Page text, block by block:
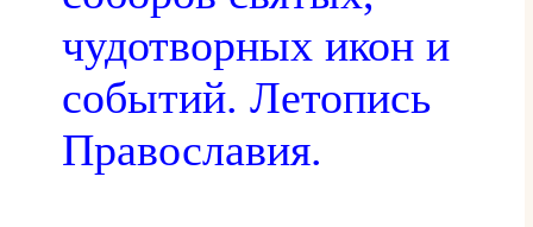
чудотворных икон и
событий. Летопись
Православия.